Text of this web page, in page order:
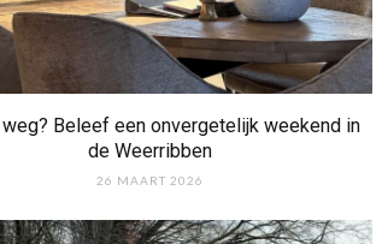
weg? Beleef een onvergetelijk weekend in
de Weerribben
26 MAART 2026